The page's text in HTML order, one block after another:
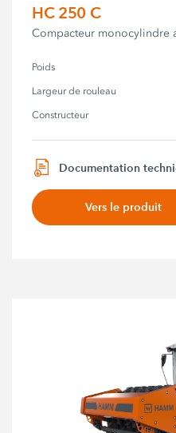
HC 250 C
Compacteur monocylindre
Poids
Largeur de rouleau
Constructeur
Documentation
Vers le produit